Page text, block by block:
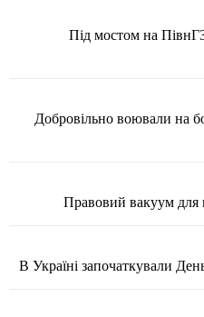
Під мостом на
Добровільно воювали на
Правовий вакуум для
В Україні започаткували